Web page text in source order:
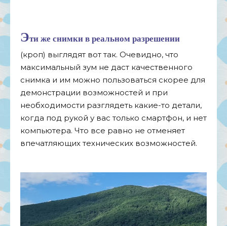
Эти же снимки в реальном разрешении
(кроп) выглядят вот так. Очевидно, что
максимальный зум не даст качественного
снимка и им можно пользоваться скорее для
демонстрации возможностей и при
необходимости разглядеть какие-то детали,
когда под рукой у вас только смартфон, и нет
компьютера. Что все равно не отменяет
впечатляющих технических возможностей.